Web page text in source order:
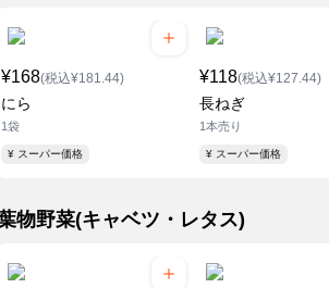
¥168(税込¥181.44)
にら
1袋
¥ スーパー価格
¥118(税込¥127.44)
長ねぎ
1本売り
¥ スーパー価格
葉物野菜(キャベツ・レタス)